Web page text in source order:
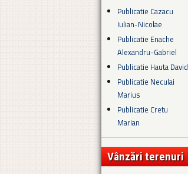
Publicatie Cazacu
Iulian-Nicolae
Publicatie Enache
Alexandru-Gabriel
Publicatie Hauta David
Publicatie Neculai
Marius
Publicatie Cretu
Marian
Vânzări terenuri